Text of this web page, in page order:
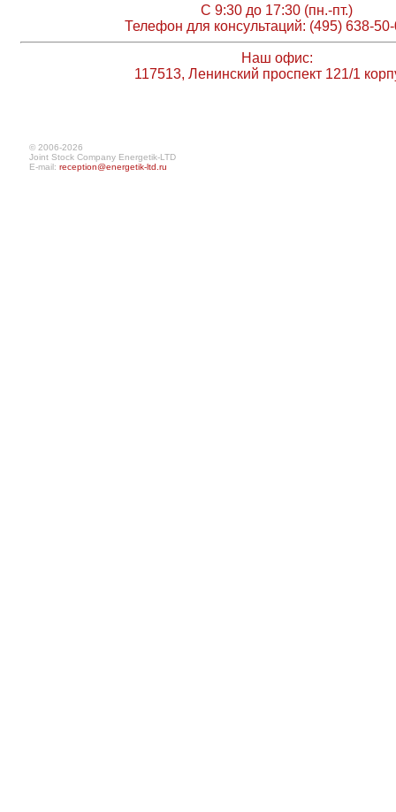
С 9:30 до 17:30 (пн.-пт.)
Телефон для консультаций: (495) 638-
Наш офис:
117513, Ленинский проспект 121/1
© 2006-2026
Joint Stock Company Energetik-LTD
E-mail: reception@energetik-ltd.ru